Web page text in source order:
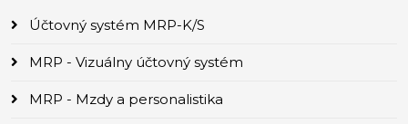
Účtovný systém MRP-K/S
MRP - Vizuálny účtovný systém
MRP - Mzdy a personalistika